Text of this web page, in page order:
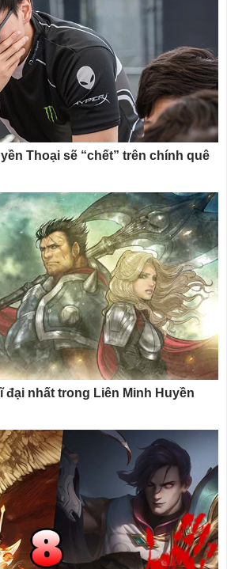
Thoại sẽ “chết” trên chính quê
đại nhất trong Liên Minh Huyền